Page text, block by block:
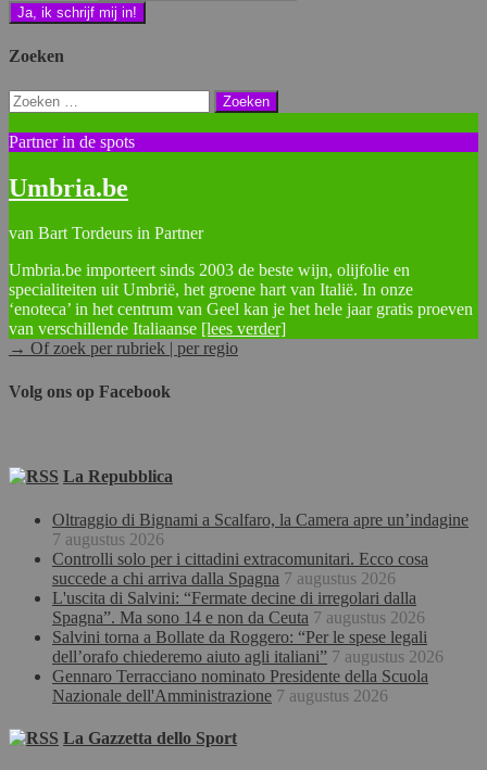
Zoeken
Zoeken
naar:
Partner in de spots
Umbria.be
van Bart Tordeurs in Partner
Umbria.be importeert sinds 2003 de beste wijn, olijfolie en
specialiteiten uit Umbrië, het groene hart van Italië. In onze
‘enoteca’ in het centrum van Geel kan je het hele jaar gratis proeven
van verschillende Italiaanse [lees verder]
→ Of zoek per rubriek | per regio
Volg ons op Facebook
La Repubblica
Oltraggio di Bignami a Scalfaro, la Camera apre un’indagine
7 augustus 2026
Controlli solo per i cittadini extracomunitari. Ecco cosa
succede a chi arriva dalla Spagna 7 augustus 2026
L'uscita di Salvini: “Fermate decine di irregolari dalla
Spagna”. Ma sono 14 e non da Ceuta 7 augustus 2026
Salvini torna a Bollate da Roggero: “Per le spese legali
dell’orafo chiederemo aiuto agli italiani” 7 augustus 2026
Gennaro Terracciano nominato Presidente della Scuola
Nazionale dell'Amministrazione 7 augustus 2026
La Gazzetta dello Sport